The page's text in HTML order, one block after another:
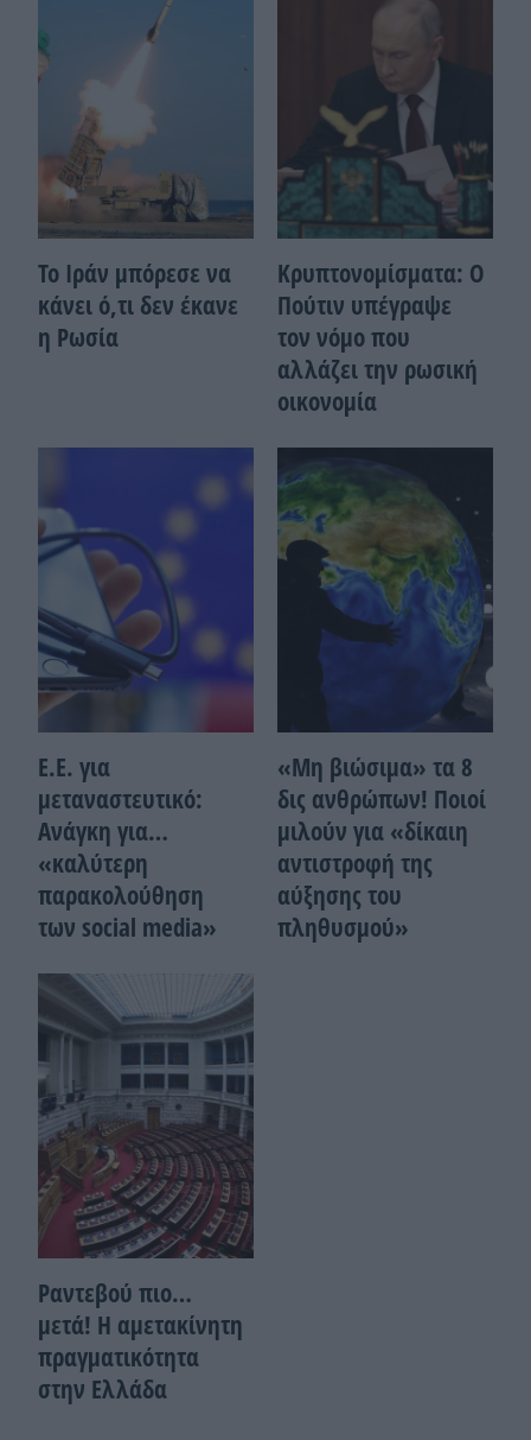
Το Ιράν μπόρεσε να
κάνει ό,τι δεν έκανε
η Ρωσία
Κρυπτονομίσματα: Ο
Πούτιν υπέγραψε
τον νόμο που
αλλάζει την ρωσική
οικονομία
Ε.Ε. για
μεταναστευτικό:
Ανάγκη για…
«καλύτερη
παρακολούθηση
των social media»
«Μη βιώσιμα» τα 8
δις ανθρώπων! Ποιοί
μιλούν για «δίκαιη
αντιστροφή της
αύξησης του
πληθυσμού»
Ραντεβού πιο…
μετά! Η αμετακίνητη
πραγματικότητα
στην Ελλάδα